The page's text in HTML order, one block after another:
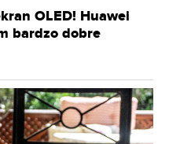
OLED! Huawei
bardzo dobre